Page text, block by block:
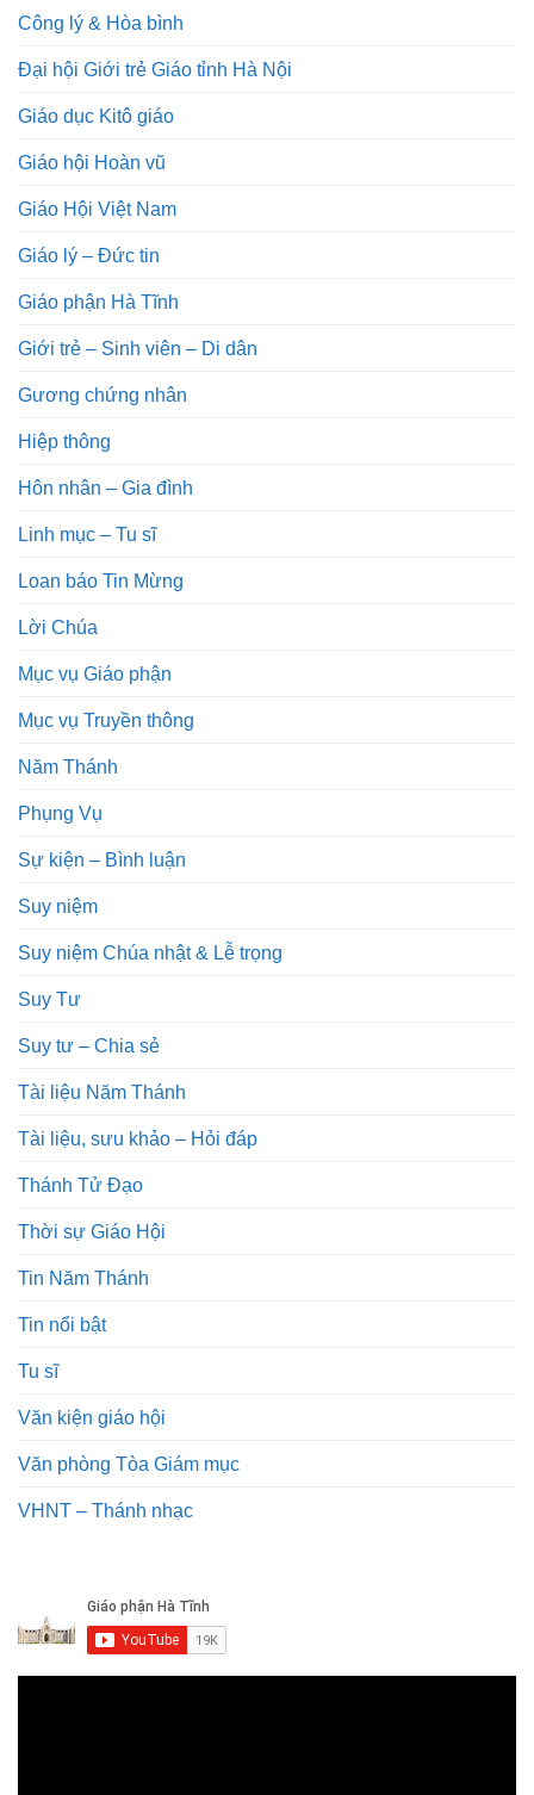
Công lý & Hòa bình
Đại hội Giới trẻ Giáo tỉnh Hà Nội
Giáo dục Kitô giáo
Giáo hội Hoàn vũ
Giáo Hội Việt Nam
Giáo lý – Đức tin
Giáo phận Hà Tĩnh
Giới trẻ – Sinh viên – Di dân
Gương chứng nhân
Hiệp thông
Hôn nhân – Gia đình
Linh mục – Tu sĩ
Loan báo Tin Mừng
Lời Chúa
Mục vụ Giáo phận
Mục vụ Truyền thông
Năm Thánh
Phụng Vụ
Sự kiện – Bình luận
Suy niệm
Suy niệm Chúa nhật & Lễ trọng
Suy Tư
Suy tư – Chia sẻ
Tài liệu Năm Thánh
Tài liệu, sưu khảo – Hỏi đáp
Thánh Tử Đạo
Thời sự Giáo Hội
Tin Năm Thánh
Tin nổi bật
Tu sĩ
Văn kiện giáo hội
Văn phòng Tòa Giám mục
VHNT – Thánh nhạc